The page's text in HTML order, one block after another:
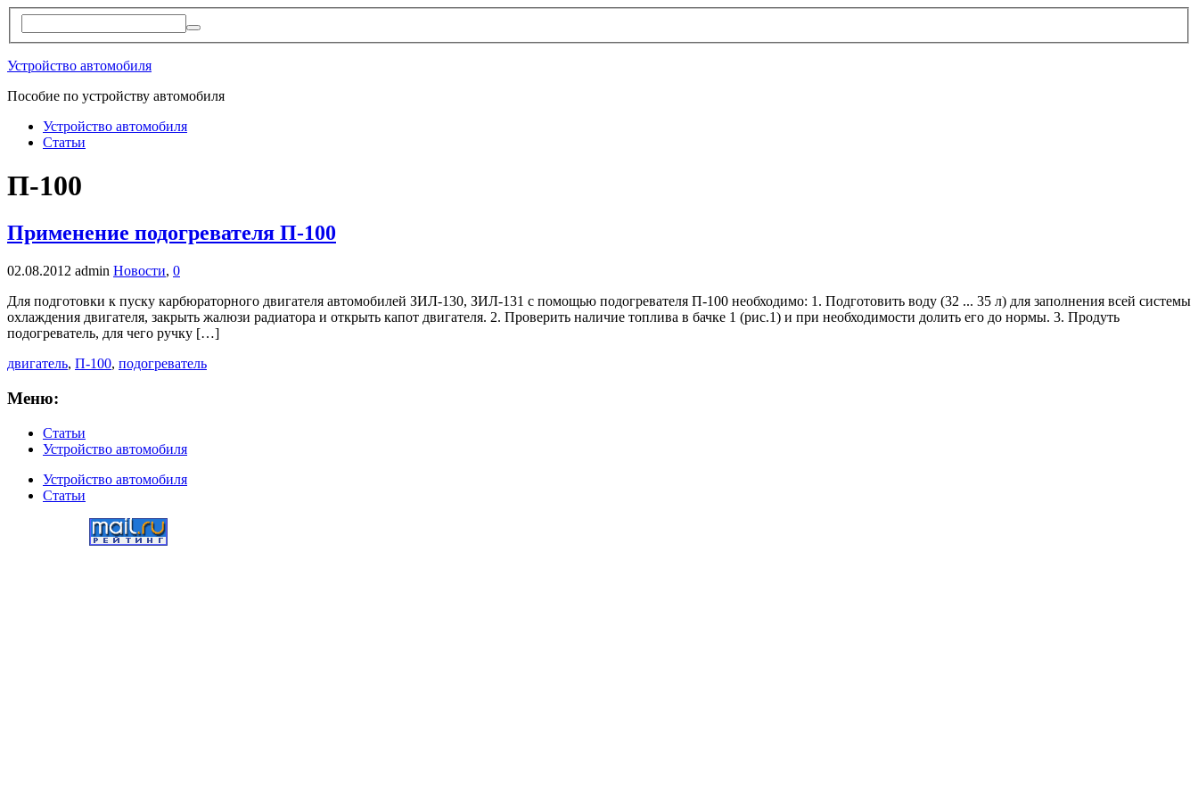
Устройство автомобиля
Пособие по устройству автомобиля
Устройство автомобиля
Статьи
П-100
Применение подогревателя П-100
02.08.2012 admin Новости, 0
Для подготовки к пуску карбюраторного двигателя автомобилей ЗИЛ-130, ЗИЛ-131 с помощью подогревателя П-100 необходимо: 1. Подготовить воду (32 ... 35 л) для заполнения всей системы
охлаждения двигателя, закрыть жалюзи радиатора и открыть капот двигателя. 2. Проверить наличие топлива в бачке 1 (рис.1) и при необходимости долить его до нормы. 3. Продуть
подогреватель, для чего ручку […]
двигатель, П-100, подогреватель
Меню:
Статьи
Устройство автомобиля
Устройство автомобиля
Статьи